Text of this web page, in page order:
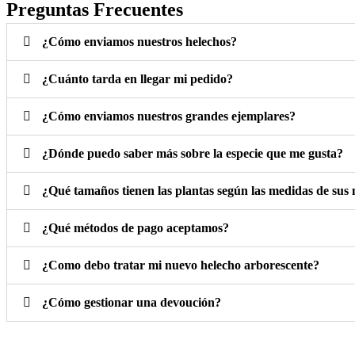
Preguntas Frecuentes
¿Cómo enviamos nuestros helechos?
¿Cuánto tarda en llegar mi pedido?
¿Cómo enviamos nuestros grandes ejemplares?
¿Dónde puedo saber más sobre la especie que me gusta?
¿Qué tamaños tienen las plantas según las medidas de sus
¿Qué métodos de pago aceptamos?
¿Como debo tratar mi nuevo helecho arborescente?
¿Cómo gestionar una devoución?